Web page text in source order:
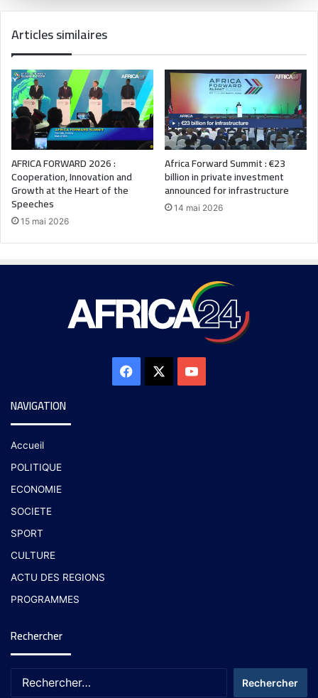
Articles similaires
AFRICA FORWARD 2026 :
Cooperation, Innovation and
Growth at the Heart of the
Speeches
15 mai 2026
Africa Forward Summit : €23
billion in private investment
announced for infrastructure
14 mai 2026
NAVIGATION
Accueil
POLITIQUE
ECONOMIE
SOCIETE
SPORT
CULTURE
ACTU DES REGIONS
PROGRAMMES
Rechercher